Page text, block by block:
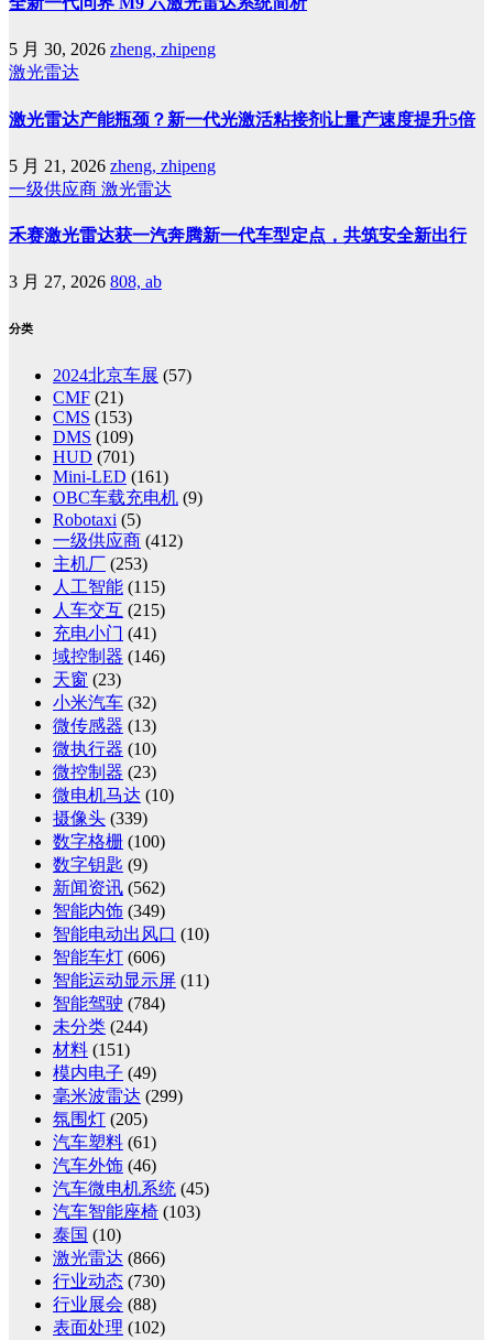
5 月 30, 2026 zheng, zhipeng
激光雷达
激光雷达产能瓶颈？新一代光激活粘接剂让量产速度提升5倍
5 月 21, 2026 zheng, zhipeng
一级供应商 激光雷达
禾赛激光雷达获一汽奔腾新一代车型定点，共筑安全新出行
3 月 27, 2026 808, ab
分类
2024北京车展 (57)
CMF (21)
CMS (153)
DMS (109)
HUD (701)
Mini-LED (161)
OBC车载充电机 (9)
Robotaxi (5)
一级供应商 (412)
主机厂 (253)
人工智能 (115)
人车交互 (215)
充电小门 (41)
域控制器 (146)
天窗 (23)
小米汽车 (32)
微传感器 (13)
微执行器 (10)
微控制器 (23)
微电机马达 (10)
摄像头 (339)
数字格栅 (100)
数字钥匙 (9)
新闻资讯 (562)
智能内饰 (349)
智能电动出风口 (10)
智能车灯 (606)
智能运动显示屏 (11)
智能驾驶 (784)
未分类 (244)
材料 (151)
模内电子 (49)
毫米波雷达 (299)
氛围灯 (205)
汽车塑料 (61)
汽车外饰 (46)
汽车微电机系统 (45)
汽车智能座椅 (103)
泰国 (10)
激光雷达 (866)
行业动态 (730)
行业展会 (88)
表面处理 (102)